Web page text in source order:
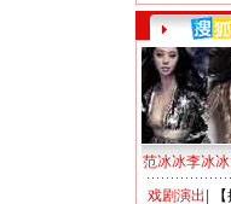
范冰冰李冰
戏剧演出